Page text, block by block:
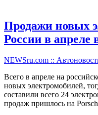
Продажи новых
России в апреле
NEWSru.com ::
Всего в апреле на
новых электромобилей,
составили всего 24
продаж пришлось на